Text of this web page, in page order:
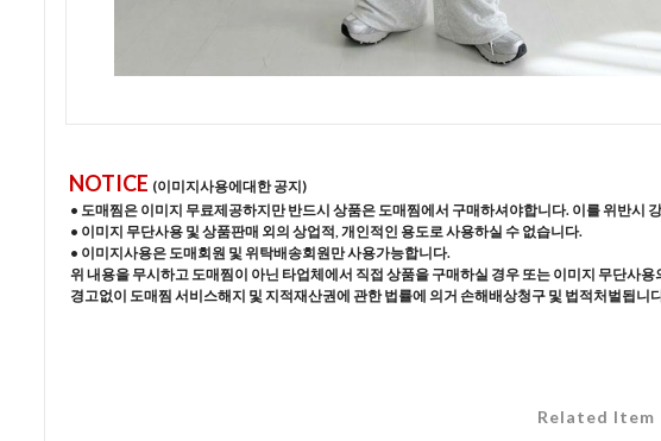
NOTICE (이미지사용에대한 공지)
• 도매찜은 이미지 무료제공하지만 반드시 상품은 도매찜에서 구매하셔야합니다. 이를 위반시
• 이미지 무단사용 및 상품판매 외의 상업적, 개인적인 용도로 사용하실 수 없습니다.
• 이미지사용은 도매회원 및 위탁배송회원만 사용가능합니다.
위 내용을 무시하고 도매찜이 아닌 타업체에서 직접 상품을 구매하실 경우 또는 이미지 무단사용
경고없이 도매찜 서비스해지 및 지적재산권에 관한 법률에 의거 손해배상청구 및 법적처벌됩니
Related Item